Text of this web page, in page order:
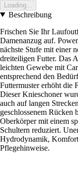
Loading...
Beschreibung
Frischen Sie Ihr
Damenanzug auf.
nächste Stufe mit einer
dreiteiligen Futter. Das
leichten Gewebe mit
entsprechend den
Futtermuster erhöht die
Dieser Knieschoner
auch auf langen
geschlossenem Rücken
Oberkörper mit einem
Schultern reduziert.
Hydrodynamik,
Pflegehinweise.